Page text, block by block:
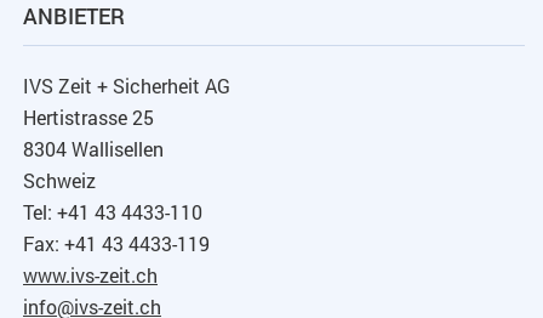
ANBIETER
IVS Zeit + Sicherheit AG
Hertistrasse 25
8304 Wallisellen
Schweiz
Tel: +41 43 4433-110
Fax: +41 43 4433-119
www.ivs-zeit.ch
info@ivs-zeit.ch